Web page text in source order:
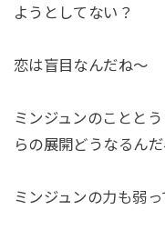
ようとしてない？
恋は盲目なんだね～
ミンジュンのことと
らの展開どうなるんだ
ミンジュンの力も弱っ